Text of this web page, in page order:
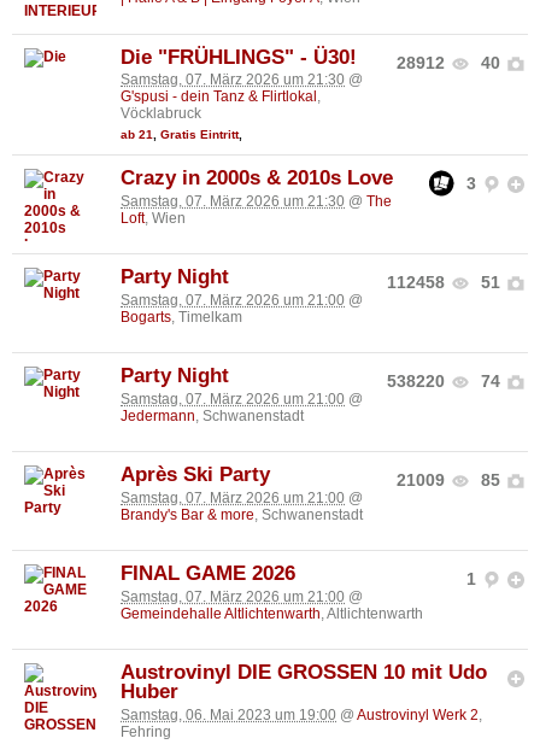
28912 40
Die "FRÜHLINGS" - Ü30!
Samstag, 07. März 2026 um 21:30 @
G'spusi - dein Tanz & Flirtlokal ,
Vöcklabruck
ab 21, Gratis Eintritt,
3
Crazy in 2000s & 2010s Love
Samstag, 07. März 2026 um 21:30 @ The
Loft, Wien
112458 51
Party Night
Samstag, 07. März 2026 um 21:00 @
Bogarts , Timelkam
538220 74
Party Night
Samstag, 07. März 2026 um 21:00 @
Jedermann , Schwanenstadt
21009 85
Après Ski Party
Samstag, 07. März 2026 um 21:00 @
Brandy's Bar & more , Schwanenstadt
1
FINAL GAME 2026
Samstag, 07. März 2026 um 21:00 @
Gemeindehalle Altlichtenwarth , Altlichtenwarth
Austrovinyl DIE GROSSEN 10 mit Udo
Huber
Samstag, 06. Mai 2023 um 19:00 @ Austrovinyl Werk 2
Fehring